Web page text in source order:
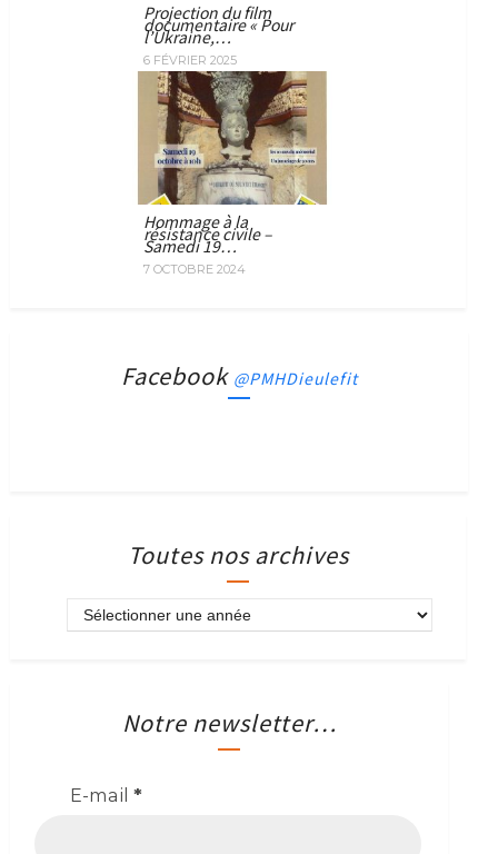
Projection du film
documentaire « Pour
l’Ukraine,…
6 FÉVRIER 2025
Hommage à la
résistance civile –
Samedi 19…
7 OCTOBRE 2024
Facebook @PMHDieulefit
Toutes nos archives
Notre newsletter…
E-mail *